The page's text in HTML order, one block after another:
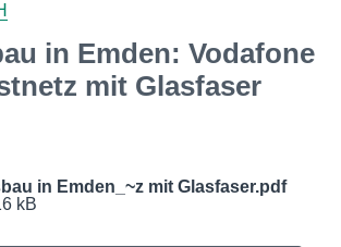
in Emden: Vodafone
mit Glasfaser
in Emden_~z mit Glasfaser.pdf
kB